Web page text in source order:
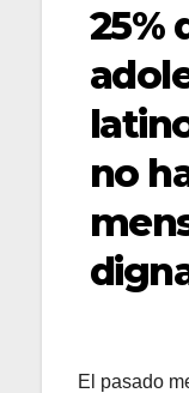
25%
no
El pasado